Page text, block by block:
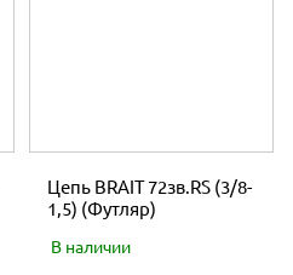
Цепь BRAIT 72зв.RS (3/8-
1,5) (Футляр)
В наличии